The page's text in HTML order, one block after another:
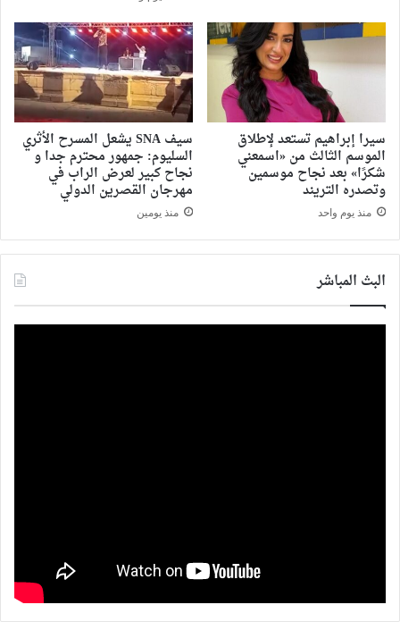
سيرا إبراهيم تستعد لإطلاق
الموسم الثالث من «اسمعني
شكرًا» بعد نجاح موسمين
وتصدره التريند
منذ يوم واحد
سيف SNA يشعل المسرح الأثري
السليوم: جمهور محترم جدا و
نجاح كبير لعرض الراب في
مهرجان القصرين الدولي
منذ يومين
البث المباشر